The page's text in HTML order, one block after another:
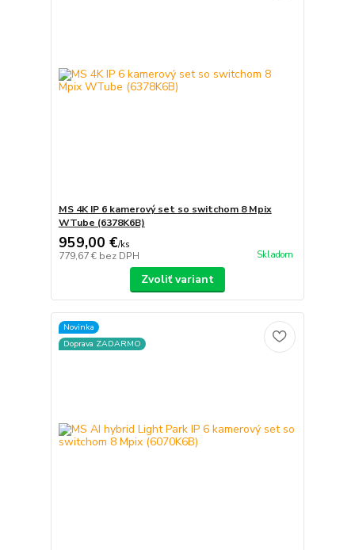
MS 4K IP 6 kamerový set so switchom 8 Mpix
WTube (6378K6B)
959,00 €/ks
779,67 € bez DPH Skladom
Zvoliť variant
Novinka
Doprava ZADARMO